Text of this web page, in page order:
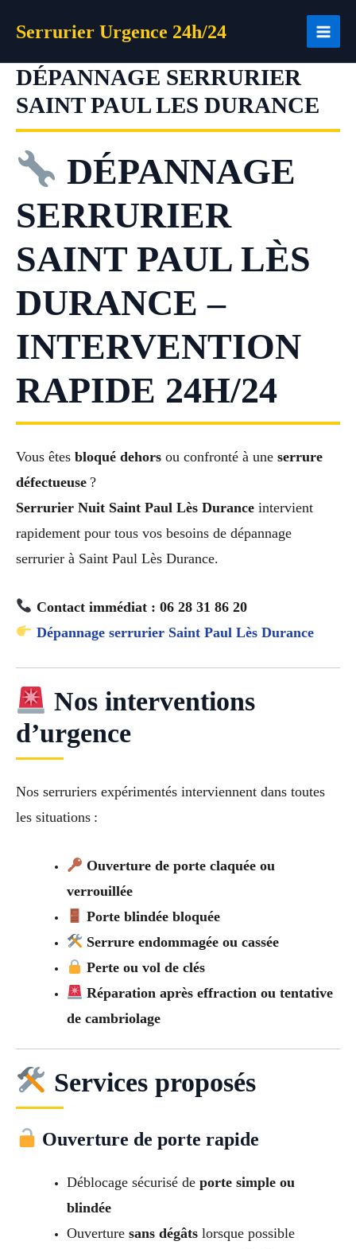
Serrurier Urgence 24h/24
DÉPANNAGE SERRURIER
SAINT PAUL LES DURANCE
DÉPANNAGE
SERRURIER
SAINT PAUL LÈS
DURANCE –
INTERVENTION
RAPIDE 24H/24
Vous êtes bloqué dehors ou confronté à une serrure
défectueuse ?
Serrurier Nuit Saint Paul Lès Durance intervient
rapidement pour tous vos besoins de dépannage
serrurier à Saint Paul Lès Durance.
Contact immédiat : 06 28 31 86 20
Dépannage serrurier Saint Paul Lès Durance
Nos interventions
d’urgence
Nos serruriers expérimentés interviennent dans toutes
les situations :
Ouverture de porte claquée ou
verrouillée
Porte blindée bloquée
Serrure endommagée ou cassée
Perte ou vol de clés
Réparation après effraction ou tentative
de cambriolage
Services proposés
Ouverture de porte rapide
Déblocage sécurisé de porte simple ou
blindée
Ouverture sans dégâtslorsque possible